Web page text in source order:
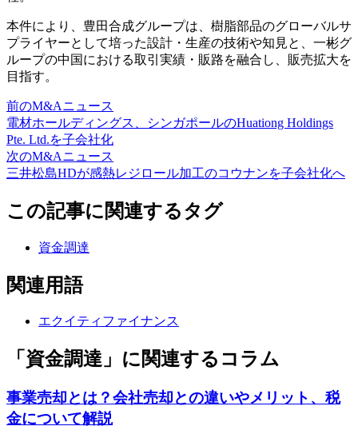
本件により、豊田合成グループは、樹脂部品のグローバルサ
プライヤーとして培った設計・生産の技術や知見と、一彬グ
ループの中国における取引実績・販路を融合し、販売拡大を
目指す。
前のM&Aニュース
電材ホールディングス、シンガポールのHuationg Holdings
Pte. Ltd.を子会社化
次のM&Aニュース
三井松島HDが感熱レジロール加工のコウナンを子会社化へ
この記事に関連するタグ
資金調達
関連用語
エクイティファイナンス
「資金調達」に関連するコラム
事業売却とは？会社売却との違いやメリット、税
金について解説